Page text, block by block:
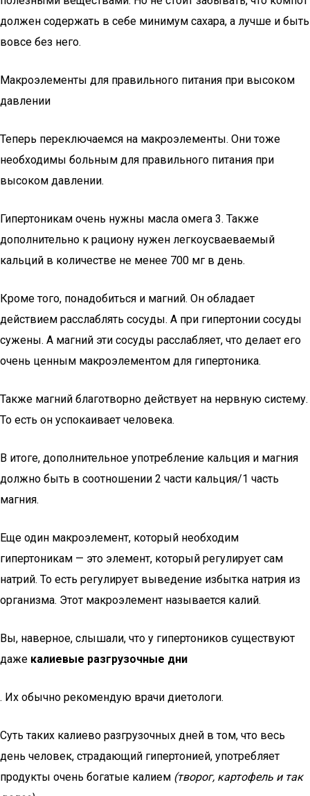
должен содержать в себе минимум сахара, а лучше и быть
вовсе без него.
Макроэлементы для правильного питания при высоком
давлении
Теперь переключаемся на макроэлементы. Они тоже
необходимы больным для правильного питания при
высоком давлении.
Гипертоникам очень нужны масла омега 3. Также
дополнительно к рациону нужен легкоусваеваемый
кальций в количестве не менее 700 мг в день.
Кроме того, понадобиться и магний. Он обладает
действием расслаблять сосуды. А при гипертонии сосуды
сужены. А магний эти сосуды расслабляет, что делает его
очень ценным макроэлементом для гипертоника.
Также магний благотворно действует на нервную систему.
То есть он успокаивает человека.
В итоге, дополнительное употребление кальция и магния
должно быть в соотношении 2 части кальция/1 часть
магния.
Еще один макроэлемент, который необходим
гипертоникам — это элемент, который регулирует сам
натрий. То есть регулирует выведение избытка натрия из
организма. Этот макроэлемент называется калий.
Вы, наверное, слышали, что у гипертоников существуют
даже калиевые разгрузочные дни
. Их обычно рекомендую врачи диетологи.
Суть таких калиево разгрузочных дней в том, что весь
день человек, страдающий гипертонией, употребляет
продукты очень богатые калием (творог, картофель и так